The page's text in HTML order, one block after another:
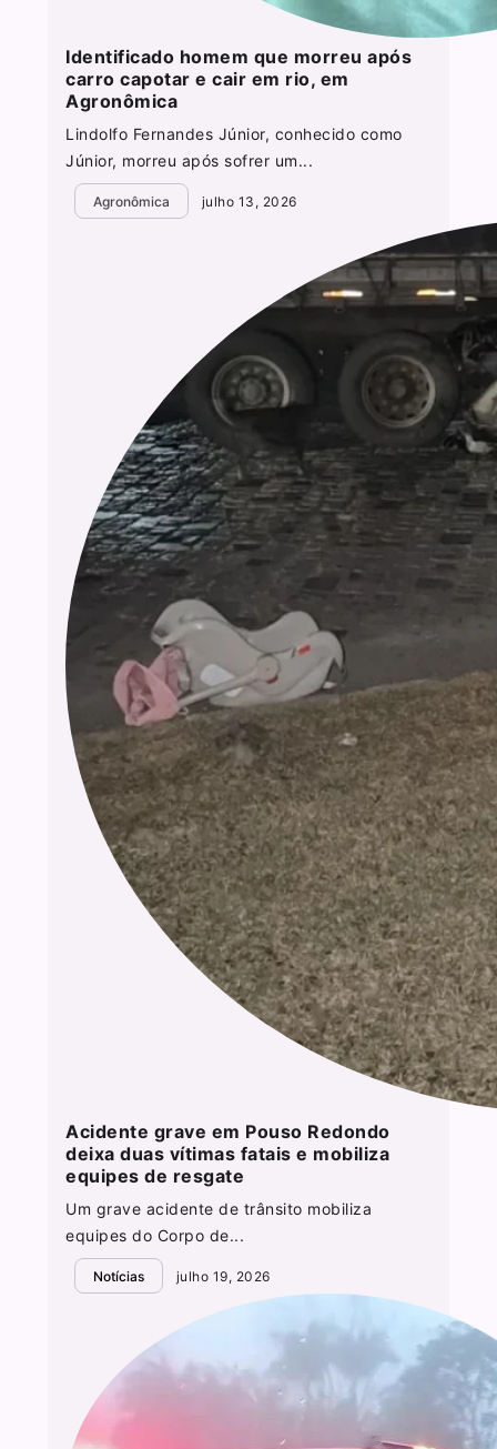
Identificado homem que morreu após
carro capotar e cair em rio, em
Agronômica
Lindolfo Fernandes Júnior, conhecido como
Júnior, morreu após sofrer um...
Agronômica julho 13, 2026
Acidente grave em Pouso Redondo
deixa duas vítimas fatais e mobiliza
equipes de resgate
Um grave acidente de trânsito mobiliza
equipes do Corpo de...
Notícias julho 19, 2026